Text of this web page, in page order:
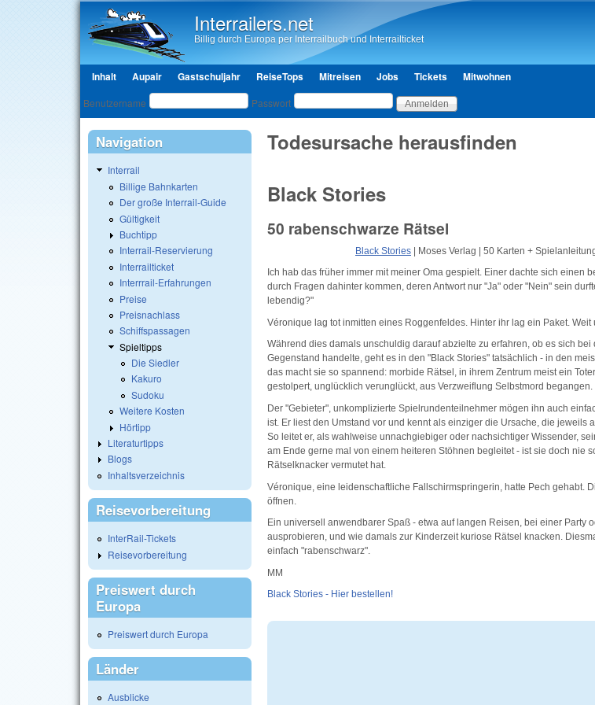
Interrailers.net
Billig durch Europa per Interrailbuch und Interrailticket
Hauptmenü
Inhalt Aupair Gastschuljahr ReiseTops Mitreisen Jobs Tickets Mitwohnen
Benutzeranmeldung
Benutzername Passwort
Todesursache herausfinden
Black Stories
50 rabenschwarze Rätsel
Black Stories | Moses Verlag | 50 Karten +
Ich hab das früher immer mit meiner Oma gespielt. Einer dachte sich einen
durch Fragen dahinter kommen, deren Antwort nur "Ja" oder "Nein" sein
lebendig?"
Véronique lag tot inmitten eines Roggenfeldes. Hinter ihr lag ein Paket.
Während dies damals unschuldig darauf abzielte zu erfahren, ob es sich
Gegenstand handelte, geht es in den "Black Stories" tatsächlich - in den
das macht sie so spannend: morbide Rätsel, in ihrem Zentrum meist ein
gestolpert, unglücklich verunglückt, aus Verzweiflung Selbstmord begangen.
Der "Gebieter", unkomplizierte Spielrundenteilnehmer mögen ihn auch
ist. Er liest den Umstand vor und kennt als einziger die Ursache, die jeweils
So leitet er, als wahlweise unnachgiebiger oder nachsichtiger Wissender,
am Ende gerne mal von einem heiteren Stöhnen begleitet - ist sie doch nie
Rätselknacker vermutet hat.
Véronique, eine leidenschaftliche Fallschirmspringerin, hatte Pech gehabt.
öffnen.
Ein universell anwendbarer Spaß - etwa auf langen Reisen, bei einer Party
ausprobieren, und wie damals zur Kinderzeit kuriose Rätsel knacken.
einfach "rabenschwarz".
MM
Black Stories - Hier bestellen!
Navigation
Interrail
Billige Bahnkarten
Der große Interrail-Guide
Gültigkeit
Buchtipp
Interrail-Reservierung
Interrailticket
Interrrail-Erfahrungen
Preise
Preisnachlass
Schiffspassagen
Spieltipps
Die Siedler
Kakuro
Sudoku
Weitere Kosten
Hörtipp
Literaturtipps
Blogs
Inhaltsverzeichnis
Reisevorbereitung
InterRail-Tickets
Reisevorbereitung
Preiswert durch
Europa
Preiswert durch Europa
Länder
Ausblicke